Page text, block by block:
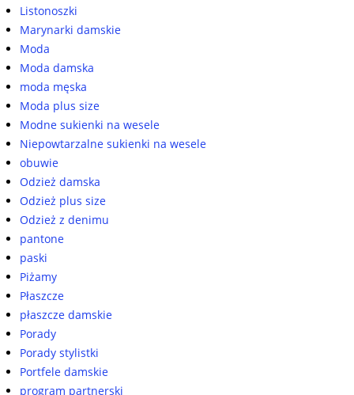
Listonoszki
Marynarki damskie
Moda
Moda damska
moda męska
Moda plus size
Modne sukienki na wesele
Niepowtarzalne sukienki na wesele
obuwie
Odzież damska
Odzież plus size
Odzież z denimu
pantone
paski
Piżamy
Płaszcze
płaszcze damskie
Porady
Porady stylistki
Portfele damskie
program partnerski